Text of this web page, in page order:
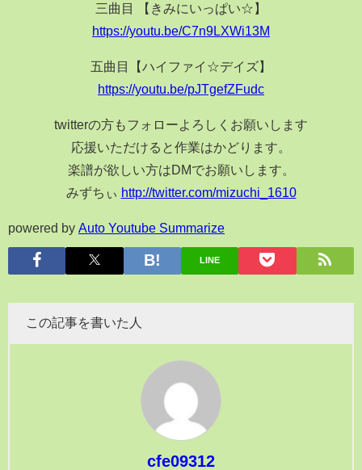
三曲目 【きみにいっぱい☆】
https://youtu.be/C7n9LXWi13M
五曲目【ハイファイ☆デイズ】
https://youtu.be/pJTgefZFudc
twitterの方もフォローよろしくお願いします
応援いただけると作業はかどります。
楽譜が欲しい方はDMでお願いします。
みずちぃ http://twitter.com/mizuchi_1610
powered by Auto Youtube Summarize
LINE
この記事を書いた人
cfe09312